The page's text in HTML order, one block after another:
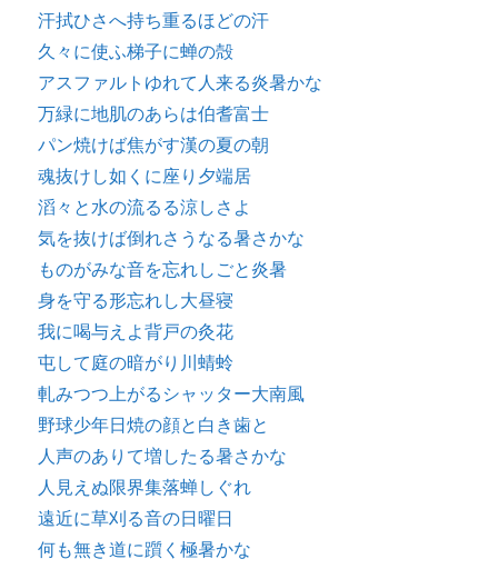
汗拭ひさへ持ち重るほどの汗
久々に使ふ梯子に蝉の殻
アスファルトゆれて人来る炎暑かな
万緑に地肌のあらは伯耆富士
パン焼けば焦がす漢の夏の朝
魂抜けし如くに座り夕端居
滔々と水の流るる涼しさよ
気を抜けば倒れさうなる暑さかな
ものがみな音を忘れしごと炎暑
身を守る形忘れし大昼寝
我に喝与えよ背戸の灸花
屯して庭の暗がり川蜻蛉
軋みつつ上がるシャッター大南風
野球少年日焼の顔と白き歯と
人声のありて増したる暑さかな
人見えぬ限界集落蝉しぐれ
遠近に草刈る音の日曜日
何も無き道に躓く極暑かな